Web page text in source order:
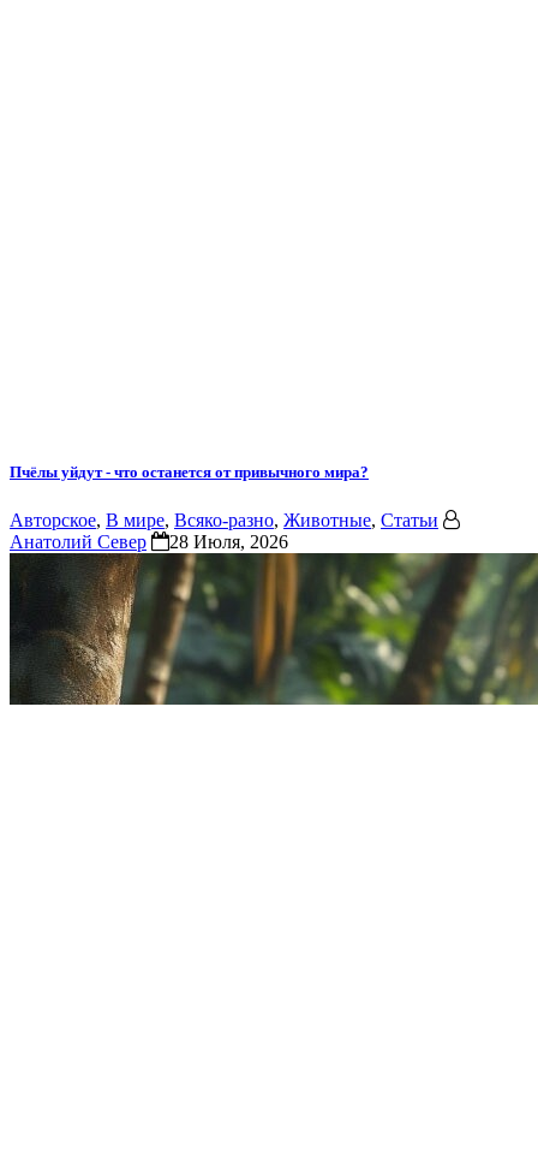
Пчёлы уйдут - что останется от привычного мира?
Авторское, В мире, Всяко-разно, Животные, Статьи
Анатолий Север
28 Июля, 2026